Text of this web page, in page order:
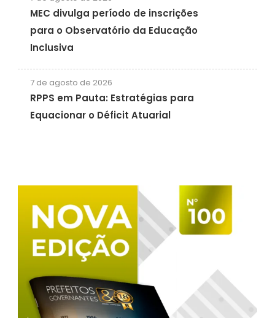
MEC divulga período de inscrições
para o Observatório da Educação
Inclusiva
7 de agosto de 2026
RPPS em Pauta: Estratégias para
Equacionar o Déficit Atuarial